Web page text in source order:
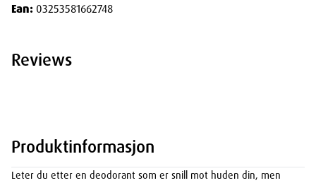
Produktinformasjon
Leter du etter en deodorant som er snill mot huden din, men
Ean: 03253581662748
Reviews